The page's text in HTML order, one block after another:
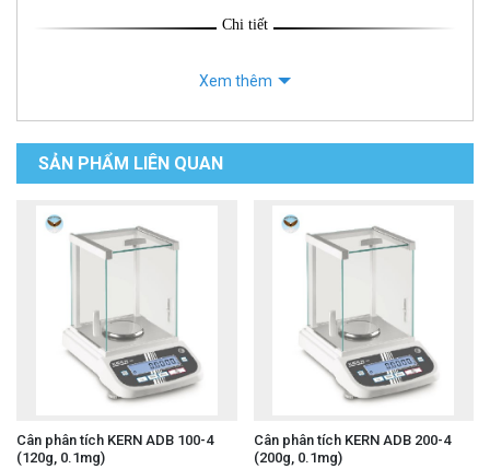
Chi tiết
Xem thêm
SẢN PHẨM LIÊN QUAN
Cân phân tích KERN ADB 100-4
(120g, 0.1mg)
Cân phân tích KERN ADB 200-4
(200g, 0.1mg)